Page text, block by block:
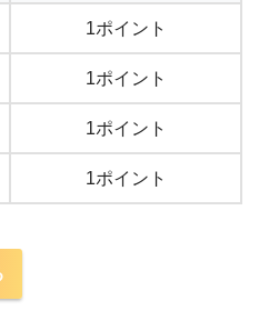
1ポイント
1ポイント
1ポイント
1ポイント